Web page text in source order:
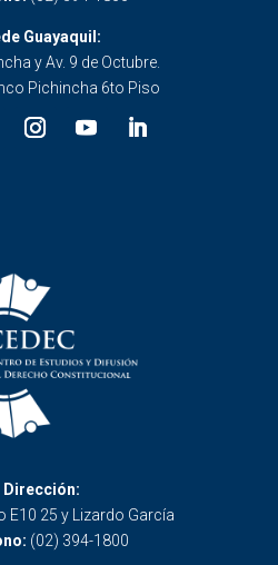
Guayaquil:
y Av. 9 de Octubre.
Pichincha 6to Piso
Dirección:
E10 25 y Lizardo García
(02) 394-1800